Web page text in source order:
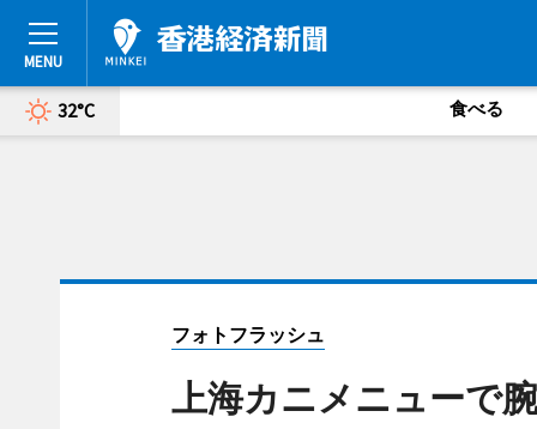
32°C 食べる
フォトフラッシュ
上海カニメニューで